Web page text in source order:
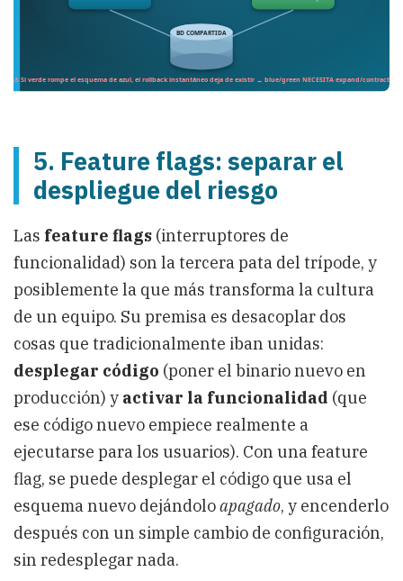
5. Feature flags: separar el
despliegue del riesgo
Las feature flags (interruptores de
funcionalidad) son la tercera pata del trípode, y
posiblemente la que más transforma la cultura
de un equipo. Su premisa es desacoplar dos
cosas que tradicionalmente iban unidas:
desplegar código (poner el binario nuevo en
producción) y activar la funcionalidad (que
ese código nuevo empiece realmente a
ejecutarse para los usuarios). Con una feature
flag, se puede desplegar el código que usa el
esquema nuevo dejándoloapagado, y encenderlo
después con un simple cambio de configuración,
sin redesplegar nada.